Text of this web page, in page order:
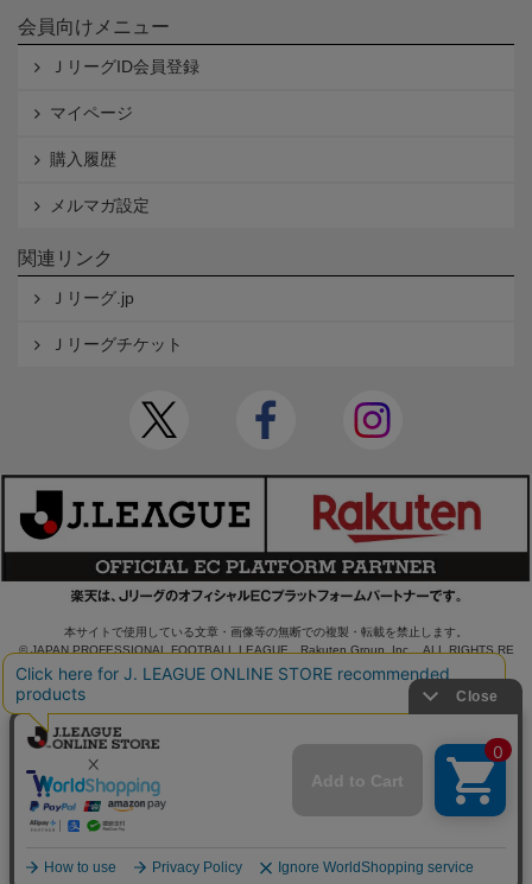
会員向けメニュー
ＪリーグID会員登録
マイページ
購入履歴
メルマガ設定
関連リンク
Ｊリーグ.jp
Ｊリーグチケット
本サイトで使用している文章・画像等の無断での複製・転載を禁止します。
© JAPAN PROFESSIONAL FOOTBALL LEAGUE Rakuten Group, Inc. ALL RIGHTS RE
SERVED.